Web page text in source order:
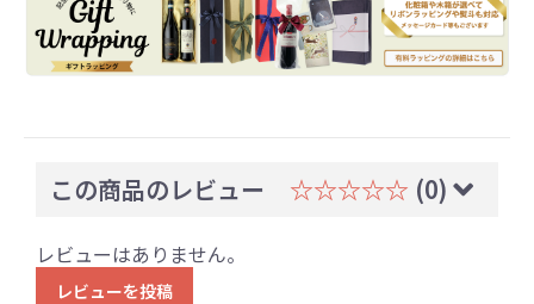
この商品のレビュー ☆☆☆☆☆ (0)
レビューはありません。
レビューを投稿